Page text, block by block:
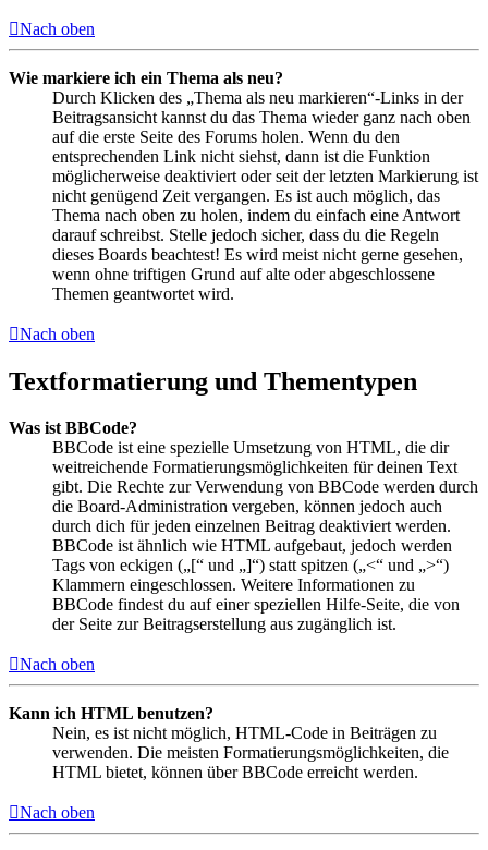
Nach oben
Wie markiere ich ein Thema als neu?
Durch Klicken des „Thema als neu markieren“-Links in der
Beitragsansicht kannst du das Thema wieder ganz nach oben
auf die erste Seite des Forums holen. Wenn du den
entsprechenden Link nicht siehst, dann ist die Funktion
möglicherweise deaktiviert oder seit der letzten Markierung ist
nicht genügend Zeit vergangen. Es ist auch möglich, das
Thema nach oben zu holen, indem du einfach eine Antwort
darauf schreibst. Stelle jedoch sicher, dass du die Regeln
dieses Boards beachtest! Es wird meist nicht gerne gesehen,
wenn ohne triftigen Grund auf alte oder abgeschlossene
Themen geantwortet wird.
Nach oben
Textformatierung und Thementypen
Was ist BBCode?
BBCode ist eine spezielle Umsetzung von HTML, die dir
weitreichende Formatierungsmöglichkeiten für deinen Text
gibt. Die Rechte zur Verwendung von BBCode werden durch
die Board-Administration vergeben, können jedoch auch
durch dich für jeden einzelnen Beitrag deaktiviert werden.
BBCode ist ähnlich wie HTML aufgebaut, jedoch werden
Tags von eckigen („[“ und „]“) statt spitzen („<“ und „>“)
Klammern eingeschlossen. Weitere Informationen zu
BBCode findest du auf einer speziellen Hilfe-Seite, die von
der Seite zur Beitragserstellung aus zugänglich ist.
Nach oben
Kann ich HTML benutzen?
Nein, es ist nicht möglich, HTML-Code in Beiträgen zu
verwenden. Die meisten Formatierungsmöglichkeiten, die
HTML bietet, können über BBCode erreicht werden.
Nach oben